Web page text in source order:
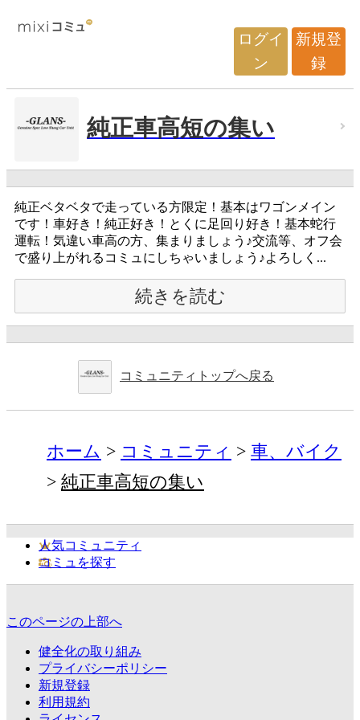
ログイ
ン
新規登
録
純正車高短の集い
純正ベタベタで走っている方限定！基本はワゴンメイン
です！車好き！純正好き！とくに足回り好き！基本蛇行
運転！気違い車高の方、集まりましょう♪交流等、オフ会
で盛り上がれるコミュにしちゃいましょう♪よろしく...
続きを読む
コミュニティトップへ戻る
ホーム コミュニティ
車、バイク
純正車高短の集い
人気コミュニティ
コミュを探す
このページの上部へ
健全化の取り組み
プライバシーポリシー
新規登録
利用規約